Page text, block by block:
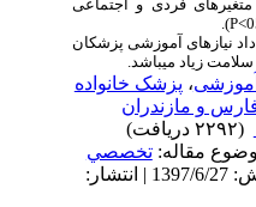
فردی و اجتماعی
).
نیازهای آموزشی پزشکان
زیاد می­باشد.
،پزشک خانواده
و مازندران
مقاله:تخصصي
دریافت: 1397/6/27 | پذیرش: 1397/6/27 | انتشار: